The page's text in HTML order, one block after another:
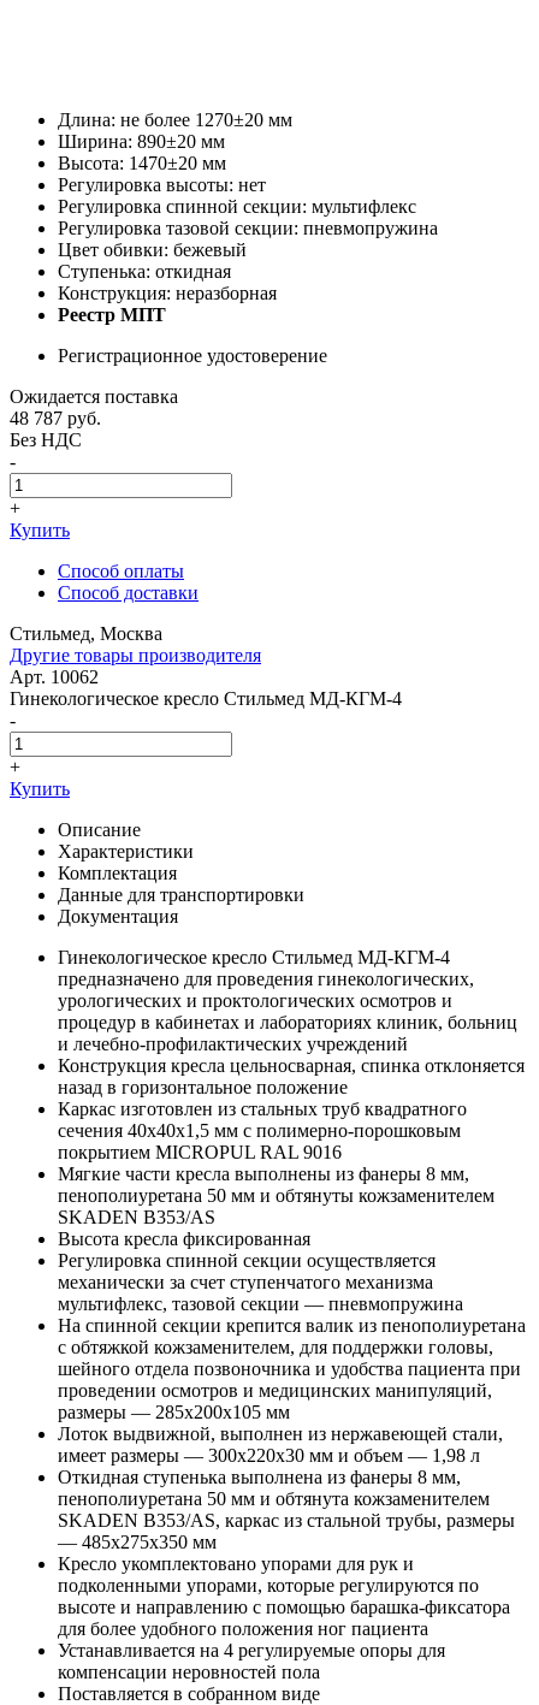
Длина: не более 1270±20 мм
Ширина: 890±20 мм
Высота: 1470±20 мм
Регулировка высоты: нет
Регулировка спинной секции: мультифлекс
Регулировка тазовой секции: пневмопружина
Цвет обивки: бежевый
Ступенька: откидная
Конструкция: неразборная
Реестр МПТ
Регистрационное удостоверение
Ожидается поставка
48 787 руб.
Без НДС
-
+
Купить
Способ оплаты
Способ доставки
Стильмед, Москва
Другие товары производителя
Арт. 10062
Гинекологическое кресло Стильмед МД-КГМ-4
-
+
Купить
Описание
Характеристики
Комплектация
Данные для транспортировки
Документация
Гинекологическое кресло Стильмед МД-КГМ-4
предназначено для проведения гинекологических,
урологических и проктологических осмотров и
процедур в кабинетах и лабораториях клиник, больниц
и лечебно-профилактических учреждений
Конструкция кресла цельносварная, спинка отклоняется
назад в горизонтальное положение
Каркас изготовлен из стальных труб квадратного
сечения 40x40x1,5 мм с полимерно-порошковым
покрытием MICROPUL RAL 9016
Мягкие части кресла выполнены из фанеры 8 мм,
пенополиуретана 50 мм и обтянуты кожзаменителем
SKADEN B353/AS
Высота кресла фиксированная
Регулировка спинной секции осуществляется
механически за счет ступенчатого механизма
мультифлекс, тазовой секции — пневмопружина
На спинной секции крепится валик из пенополиуретана
с обтяжкой кожзаменителем, для поддержки головы,
шейного отдела позвоночника и удобства пациента при
проведении осмотров и медицинских манипуляций,
размеры — 285x200x105 мм
Лоток выдвижной, выполнен из нержавеющей стали,
имеет размеры — 300x220x30 мм и объем — 1,98 л
Откидная ступенька выполнена из фанеры 8 мм,
пенополиуретана 50 мм и обтянута кожзаменителем
SKADEN B353/AS, каркас из стальной трубы, размеры
— 485x275x350 мм
Кресло укомплектовано упорами для рук и
подколенными упорами, которые регулируются по
высоте и направлению с помощью барашка-фиксатора
для более удобного положения ног пациента
Устанавливается на 4 регулируемые опоры для
компенсации неровностей пола
Поставляется в собранном виде